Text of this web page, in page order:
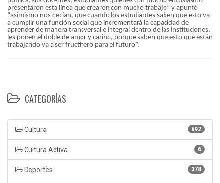
presentaron esta línea que crearon con mucho trabajo” y apuntó
“asimismo nos decían, que cuando los estudiantes saben que esto va
a cumplir una función social que incrementará la capacidad de
aprender de manera transversal e integral dentro de las instituciones,
les ponen el doble de amor y cariño, porque saben que esto que están
trabajando va a ser fructífero para el futuro”.
CATEGORÍAS
692
Cultura
6
Cultura Activa
378
Deportes